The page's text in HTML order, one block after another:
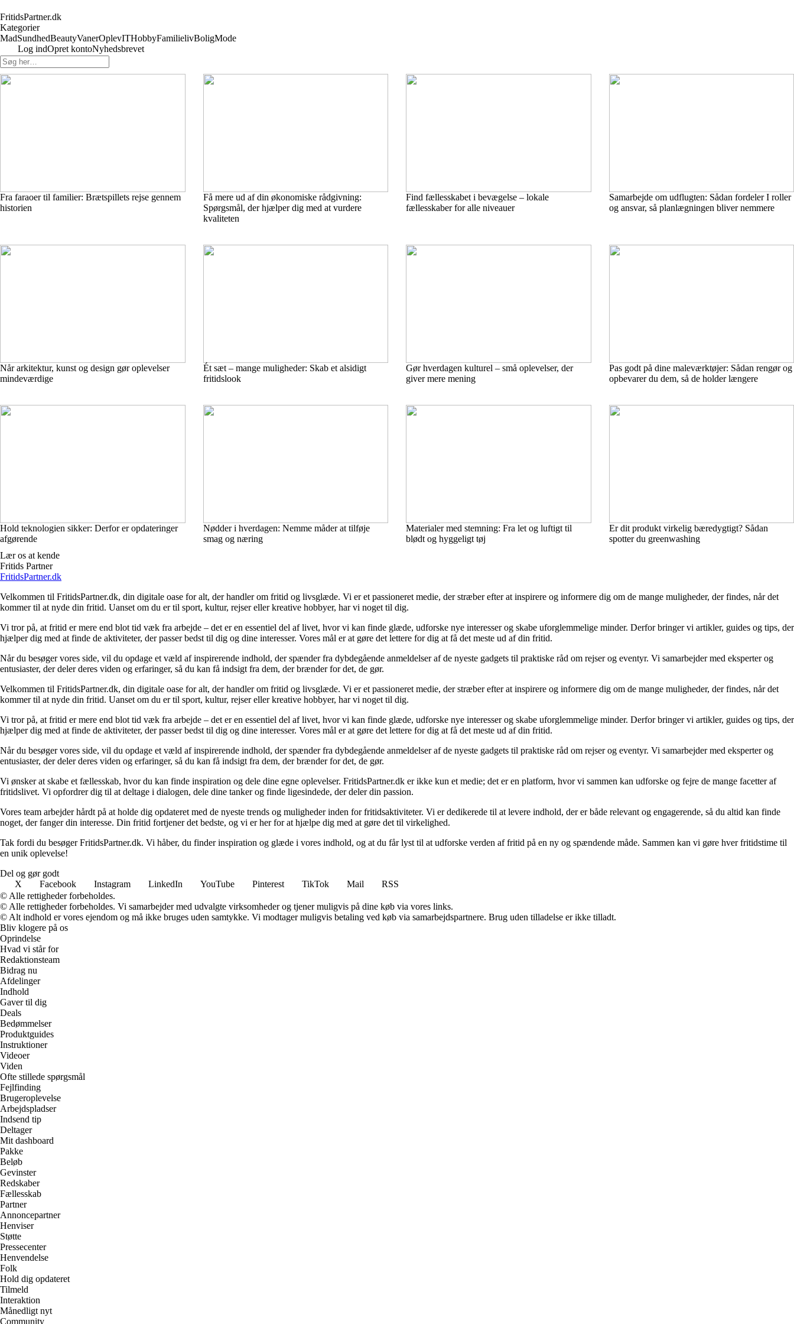
FritidsPartner.dk
Kategorier
MadSundhedBeautyVanerOplevITHobbyFamilielivBoligMode
Log indOpret kontoNyhedsbrevet
Fra faraoer til familier: Brætspillets rejse gennem
historien
Få mere ud af din økonomiske rådgivning:
Spørgsmål, der hjælper dig med at vurdere
kvaliteten
Find fællesskabet i bevægelse – lokale
fællesskaber for alle niveauer
Samarbejde om udflugten: Sådan fordeler I roller
og ansvar, så planlægningen bliver nemmere
Når arkitektur, kunst og design gør oplevelser
mindeværdige
Ét sæt – mange muligheder: Skab et alsidigt
fritidslook
Gør hverdagen kulturel – små oplevelser, der
giver mere mening
Pas godt på dine maleværktøjer: Sådan rengør og
opbevarer du dem, så de holder længere
Hold teknologien sikker: Derfor er opdateringer
afgørende
Nødder i hverdagen: Nemme måder at tilføje
smag og næring
Materialer med stemning: Fra let og luftigt til
blødt og hyggeligt tøj
Er dit produkt virkelig bæredygtigt? Sådan
spotter du greenwashing
Lær os at kende
Fritids Partner
FritidsPartner.dk
Velkommen til FritidsPartner.dk, din digitale oase for alt, der handler om fritid og livsglæde. Vi er et passioneret medie, der stræber efter at inspirere og informere dig om de mange muligheder, der findes, når det
kommer til at nyde din fritid. Uanset om du er til sport, kultur, rejser eller kreative hobbyer, har vi noget til dig.
Vi tror på, at fritid er mere end blot tid væk fra arbejde – det er en essentiel del af livet, hvor vi kan finde glæde, udforske nye interesser og skabe uforglemmelige minder. Derfor bringer vi artikler, guides og tips, der
hjælper dig med at finde de aktiviteter, der passer bedst til dig og dine interesser. Vores mål er at gøre det lettere for dig at få det meste ud af din fritid.
Når du besøger vores side, vil du opdage et væld af inspirerende indhold, der spænder fra dybdegående anmeldelser af de nyeste gadgets til praktiske råd om rejser og eventyr. Vi samarbejder med eksperter og
entusiaster, der deler deres viden og erfaringer, så du kan få indsigt fra dem, der brænder for det, de gør.
Velkommen til FritidsPartner.dk, din digitale oase for alt, der handler om fritid og livsglæde. Vi er et passioneret medie, der stræber efter at inspirere og informere dig om de mange muligheder, der findes, når det
kommer til at nyde din fritid. Uanset om du er til sport, kultur, rejser eller kreative hobbyer, har vi noget til dig.
Vi tror på, at fritid er mere end blot tid væk fra arbejde – det er en essentiel del af livet, hvor vi kan finde glæde, udforske nye interesser og skabe uforglemmelige minder. Derfor bringer vi artikler, guides og tips, der
hjælper dig med at finde de aktiviteter, der passer bedst til dig og dine interesser. Vores mål er at gøre det lettere for dig at få det meste ud af din fritid.
Når du besøger vores side, vil du opdage et væld af inspirerende indhold, der spænder fra dybdegående anmeldelser af de nyeste gadgets til praktiske råd om rejser og eventyr. Vi samarbejder med eksperter og
entusiaster, der deler deres viden og erfaringer, så du kan få indsigt fra dem, der brænder for det, de gør.
Vi ønsker at skabe et fællesskab, hvor du kan finde inspiration og dele dine egne oplevelser. FritidsPartner.dk er ikke kun et medie; det er en platform, hvor vi sammen kan udforske og fejre de mange facetter af
fritidslivet. Vi opfordrer dig til at deltage i dialogen, dele dine tanker og finde ligesindede, der deler din passion.
Vores team arbejder hårdt på at holde dig opdateret med de nyeste trends og muligheder inden for fritidsaktiviteter. Vi er dedikerede til at levere indhold, der er både relevant og engagerende, så du altid kan finde
noget, der fanger din interesse. Din fritid fortjener det bedste, og vi er her for at hjælpe dig med at gøre det til virkelighed.
Tak fordi du besøger FritidsPartner.dk. Vi håber, du finder inspiration og glæde i vores indhold, og at du får lyst til at udforske verden af fritid på en ny og spændende måde. Sammen kan vi gøre hver fritidstime til
en unik oplevelse!
Del og gør godt
X
Facebook Instagram LinkedIn YouTube Pinterest TikTok Mail
RSS
© Alle rettigheder forbeholdes.
© Alle rettigheder forbeholdes. Vi samarbejder med udvalgte virksomheder og tjener muligvis på dine køb via vores links.
© Alt indhold er vores ejendom og må ikke bruges uden samtykke. Vi modtager muligvis betaling ved køb via samarbejdspartnere. Brug uden tilladelse er ikke tilladt.
Bliv klogere på os
Oprindelse
Hvad vi står for
Redaktionsteam
Bidrag nu
Afdelinger
Indhold
Gaver til dig
Deals
Bedømmelser
Produktguides
Instruktioner
Videoer
Viden
Ofte stillede spørgsmål
Fejlfinding
Brugeroplevelse
Arbejdspladser
Indsend tip
Deltager
Mit dashboard
Pakke
Beløb
Gevinster
Redskaber
Fællesskab
Partner
Annoncepartner
Henviser
Støtte
Pressecenter
Henvendelse
Folk
Hold dig opdateret
Tilmeld
Interaktion
Månedligt nyt
Community